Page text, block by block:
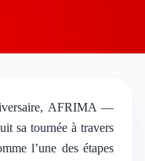
pour préparer sa
culturelle
AFRIMA —
sa tournée à travers
l’une des étapes